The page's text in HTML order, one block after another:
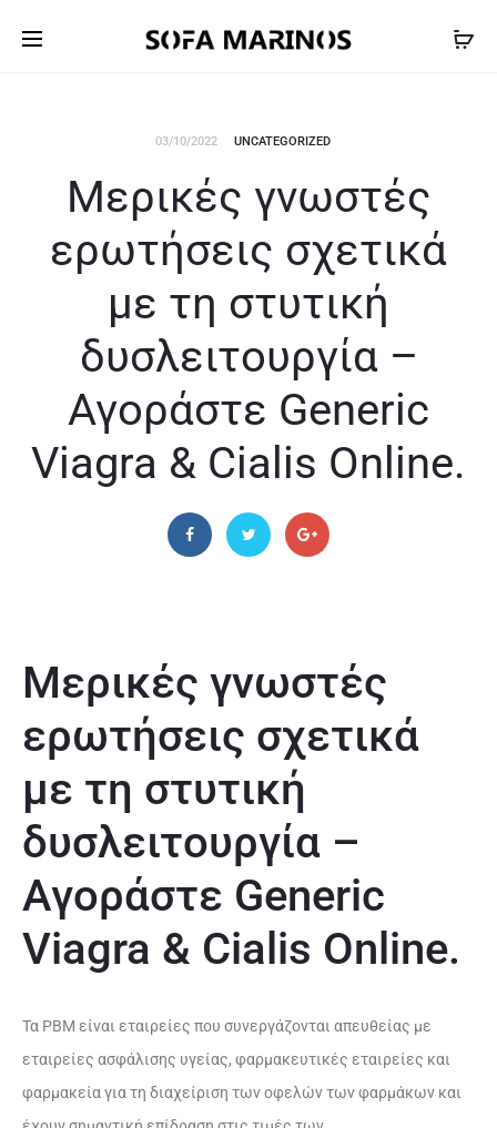
03/10/2022 UNCATEGORIZED
Μερικές γνωστές
ερωτήσεις σχετικά
με τη στυτική
δυσλειτουργία –
Αγοράστε Generic
Viagra & Cialis Online.
Μερικές γνωστές
ερωτήσεις σχετικά
με τη στυτική
δυσλειτουργία –
Αγοράστε Generic
Viagra & Cialis Online.
Τα PBM είναι εταιρείες που συνεργάζονται απευθείας με
εταιρείες ασφάλισης υγείας, φαρμακευτικές εταιρείες και
φαρμακεία για τη διαχείριση των οφελών των φαρμάκων και